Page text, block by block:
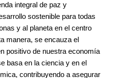
integral de paz y
sostenible para todas
y al planeta en el centro
manera, se encauza el
positivo de nuestra economía
basa en la ciencia y en el
contribuyendo a asegurar